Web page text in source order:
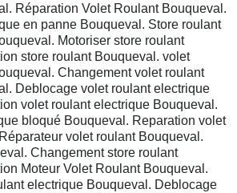
Réparation Volet Roulant Bouqueval.
en panne Bouqueval. Store roulant
Motoriser store roulant
store roulant Bouqueval. volet
Changement volet roulant
Deblocage volet roulant electrique
volet roulant electrique Bouqueval.
bloqué Bouqueval. Reparation volet
volet roulant Bouqueval.
Changement store roulant
Moteur Volet Roulant Bouqueval.
electrique Bouqueval. Deblocage